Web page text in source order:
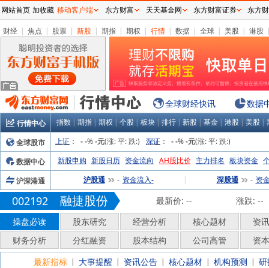
财经 | 焦点 | 股票 | 新股 | 期指 | 期权 | 行情 | 数据 | 全球 | 美股 | 港股
全球财经快讯 数据
行情中心 指数 | 期指 | 期权 | 个股 | 板块 | 排行 | 新股 | 基金 | 港股 | 美股 |
全球股市
上证 ： - -% -元(涨:平:跌:) 深证 ： - -% -元(涨:平:跌:)
数据中心
新股申购 新股日历 资金流向 AH股比价 主力排名 板块资金
沪深港通
沪股通 - 资金流入- | 深股通 - 资
002192 融捷股份 最新价: -- 涨跌: --
操盘必读
股东研究 经营分析 核心题材
资
财务分析
分红融资 股本结构 公司高管
资
最新指标 | 大事提醒 | 资讯公告 | 核心题材 | 机构预测 |
网站首页 加收藏 移动客户端 东方财富 天天基金网 东方财富证券 东方